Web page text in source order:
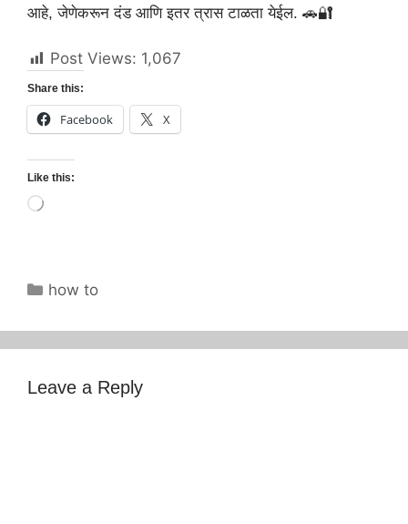
आहे, जेणेकरून दंड आणि इतर त्रास टाळता येईल. 🚗🔐
Post Views: 1,067
Share this:
Facebook X
Like this:
Loading…
Categories
how to
Leave a Reply